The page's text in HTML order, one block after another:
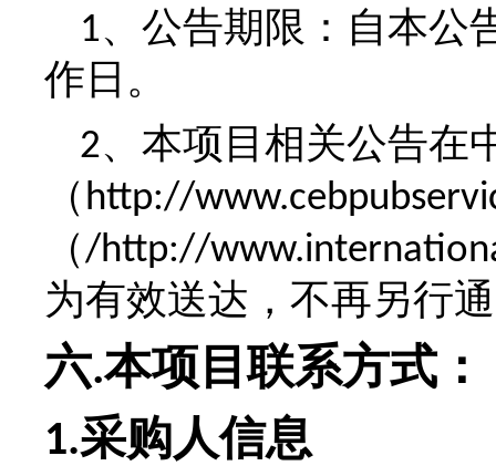
1、公告期限：自本公
作日。
2、 本项目相关公告在
（http://
（/http://
为有效送达，不再另行
六.本项目联系方式：
1.采购人信息